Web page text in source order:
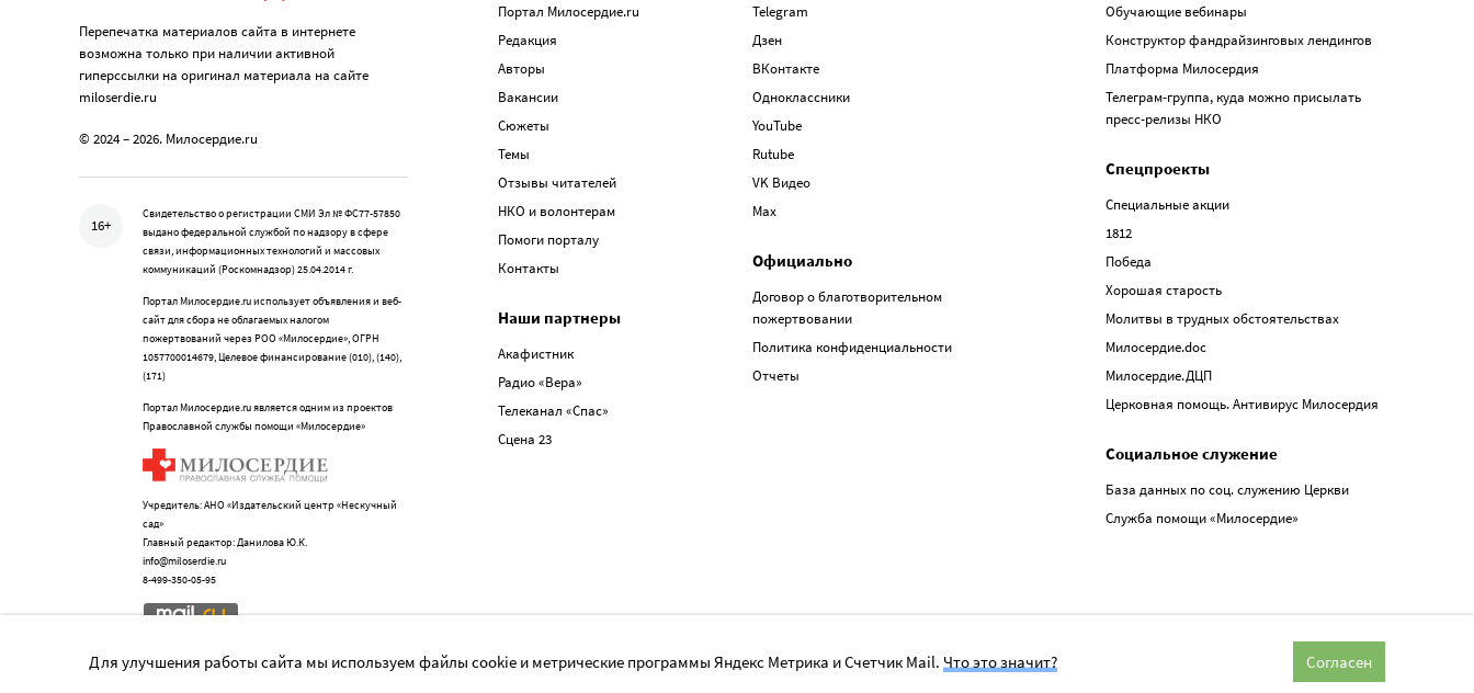
Перепечатка материалов сайта в интернете
возможна только при наличии активной
гиперссылки на оригинал материала на сайте
miloserdie.ru
© 2024 – 2026. Милосердие.ru
16+
Свидетельство о регистрации СМИ Эл № ФС77-57850
выдано федеральной службой по надзору в сфере
связи, информационных технологий и массовых
коммуникаций (Роскомнадзор) 25.04.2014 г.
Портал Милосердие.ru использует объявления и веб-
сайт для сбора не облагаемых налогом
пожертвований через РОО «Милосердие», ОГРН
1057700014679, Целевое финансирование (010), (140),
(171)
Портал Милосердие.ru является одним из проектов
Православной службы помощи «Милосердие»
Учредитель: АНО «Издательский центр «Нескучный
сад»
Главный редактор: Данилова Ю.К.
info@miloserdie.ru
8-499-350-05-95
Портал Милосердие.ru
Редакция
Авторы
Вакансии
Сюжеты
Темы
Отзывы читателей
НКО и волонтерам
Помоги порталу
Контакты
Наши партнеры
Акафистник
Радио «Вера»
Телеканал «Спас»
Сцена 23
Telegram
Дзен
ВКонтакте
Одноклассники
YouTube
Rutube
VK Видео
Max
Официально
Договор о благотворительном
пожертвовании
Политика конфиденциальности
Отчеты
Обучающие вебинары
Конструктор фандрайзинговых лендингов
Платформа Милосердия
Телеграм-группа, куда можно присылать
пресс-релизы НКО
Спецпроекты
Специальные акции
1812
Победа
Хорошая старость
Молитвы в трудных обстоятельствах
Милосердие.doc
Милосердие.ДЦП
Церковная помощь. Антивирус Милосердия
Социальное служение
База данных по соц. служению Церкви
Служба помощи «Милосердие»
Для улучшения работы сайта мы используем файлы cookie и метрические программы Яндекс Метрика и Счетчик Mail.Что это значит? Согласен